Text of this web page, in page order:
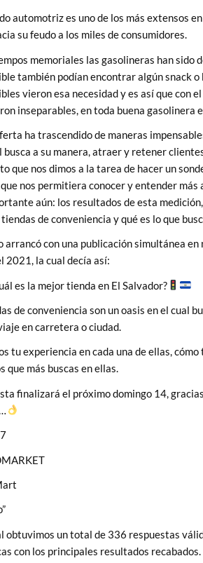
automotriz es uno de los más extensos
su feudo a los miles de consumidores.
memoriales las gasolineras han sido
también podían encontrar algún snack
vieron esa necesidad y es así que con
inseparables, en toda buena gasolinera
ha trascendido de maneras
busca a su manera, atraer y retener
que nos dimos a la tarea de hacer un
nos permitiera conocer y entender
aún: los resultados de esta
de conveniencia y qué es lo que
arrancó con una publicación simultánea
2021, la cual decía así:
es la mejor tienda en El Salvador?
de conveniencia son un oasis en el cual
en carretera o ciudad.
tu experiencia en cada una de ellas,
que más buscas en ellas.
finalizará el próximo domingo 14,
obtuvimos un total de 336 respuestas
con los principales resultados recabados.